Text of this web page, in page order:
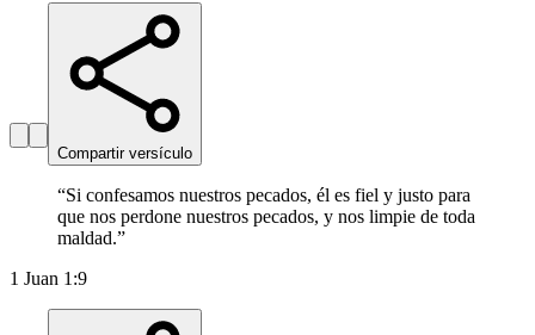
Compartir versículo
“Si confesamos nuestros pecados, él es fiel y justo para
que nos perdone nuestros pecados, y nos limpie de toda
maldad.”
1 Juan 1:9